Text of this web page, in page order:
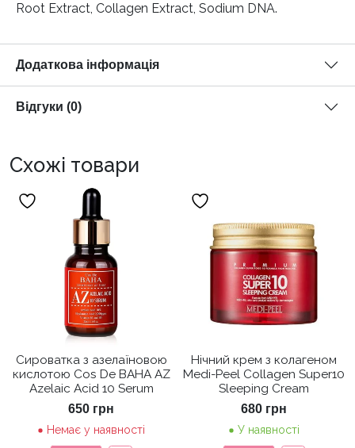
Root Extract, Collagen Extract, Sodium DNA.
Додаткова інформація
Відгуки (0)
Схожі товари
Сироватка з азелаїновою
кислотою Cos De BAHA AZ
Azelaic Acid 10 Serum
650 грн
Немає у наявності
Нічний крем з колагеном
Medi-Peel Collagen Super10
Sleeping Cream
680 грн
У наявності